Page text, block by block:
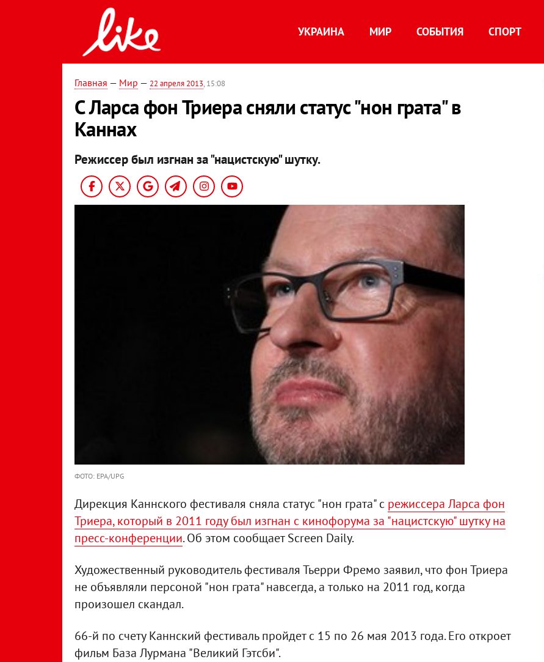
УКРАИНА МИР СОБЫТИЯ СПОРТ
Главная — Мир — 22 апреля 2013, 15:08
С Ларса фон Триера сняли статус "нон грата" в
Каннах
Режиссер был изгнан за "нацистскую" шутку.
ФОТО: EPA/UPG
Дирекция Каннского фестиваля сняла статус "нон грата" с режиссера Ларса фон
Триера, который в 2011 году был изгнан с кинофорума за "нацистскую" шутку на
пресс-конференции. Об этом сообщает Screen Daily.
Художественный руководитель фестиваля Тьерри Фремо заявил, что фон Триера
не объявляли персоной "нон грата" навсегда, а только на 2011 год, когда
произошел скандал.
66-й по счету Каннский фестиваль пройдет с 15 по 26 мая 2013 года. Его откроет
фильм База Лурмана "Великий Гэтсби".